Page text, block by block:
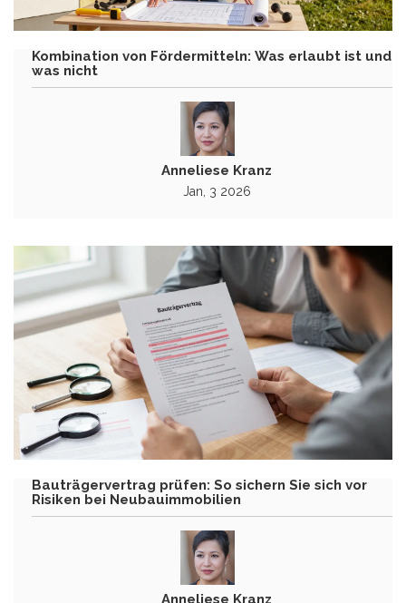
Kombination von Fördermitteln: Was erlaubt ist und
was nicht
Anneliese Kranz
Jan, 3 2026
Bauträgervertrag prüfen: So sichern Sie sich vor
Risiken bei Neubauimmobilien
Anneliese Kranz